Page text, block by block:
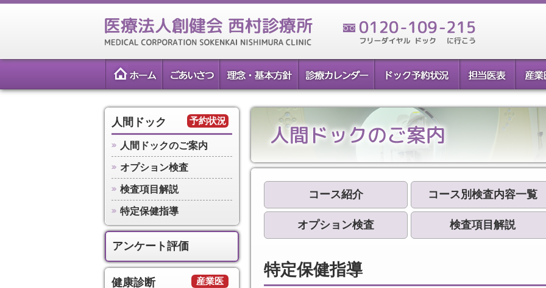
人間ドック 予約状況
人間ドックのご案内
オプション検査
検査項目解説
特定保健指導
アンケート評価
健康診断 産業医
コース紹介 コース別検査内容一覧
オプション検査 検査項目解説
特定保健指導